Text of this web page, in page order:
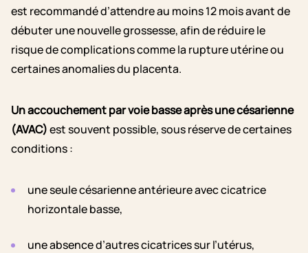
est recommandé d’attendre au moins 12 mois avant de
débuter une nouvelle grossesse, afin de réduire le
risque de complications comme la rupture utérine ou
certaines anomalies du placenta.
Un accouchement par voie basse après une césarienne
(AVAC)est souvent possible, sous réserve de certaines
conditions :
une seule césarienne antérieure avec cicatrice
horizontale basse,
une absence d’autres cicatrices sur l’utérus,